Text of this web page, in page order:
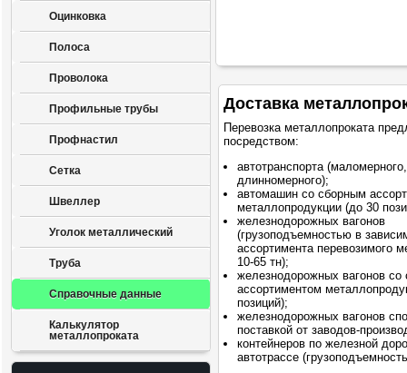
Оцинковка
Полоса
Проволока
Профильные трубы
Профнастил
Сетка
Швеллер
Уголок металлический
Труба
Справочные данные
Калькулятор
металлопроката
Доставка
Перевозка металлопроката
посредством:
автотранспорта (маломерного,
длинномерного);
автомашин со сборным
металлопродукции (до 30
железнодорожных вагонов
(грузоподъемностью в
ассортимента перевозимого
10-65 тн);
железнодорожных вагонов со
ассортиментом
позиций);
железнодорожных вагонов
поставкой от заводов-
контейнеров по железной
автотрассе